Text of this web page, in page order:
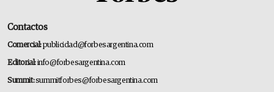
Contactos
Comercial:publicidad@forbesargentina.com
Editorial:info@forbesargentina.com
Summit:summitforbes@forbesargentina.com